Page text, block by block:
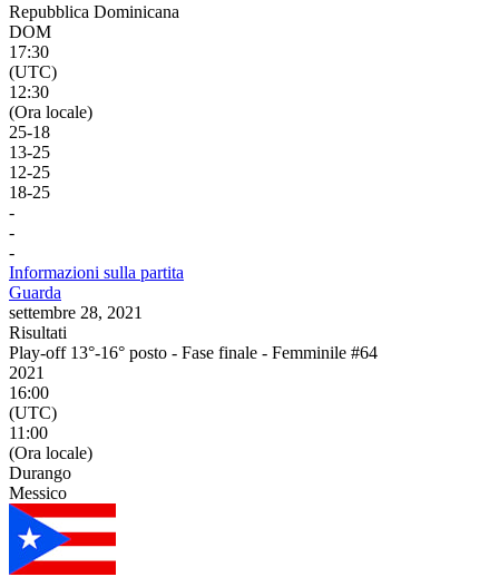
Repubblica Dominicana
DOM
17:30
(UTC)
12:30
(Ora locale)
25-18
13-25
12-25
18-25
-
-
-
Informazioni sulla partita
Guarda
settembre 28, 2021
Risultati
Play-off 13°-16° posto - Fase finale - Femminile #64
2021
16:00
(UTC)
11:00
(Ora locale)
Durango
Messico